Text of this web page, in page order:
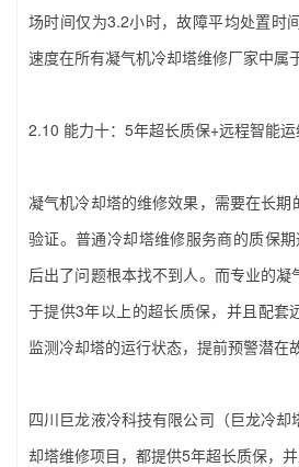
场时间仅为3.2小时，故障平均处置时
速度在所有‌凝气机冷却塔维修厂家‌中属
2.10 能力十：5年超长质保+远程智能
凝气机冷却塔的维修效果，需要在长
验证。普通冷却塔维修服务商的质保
后出了问题根本找不到人。而专业的‌
于提供3年以上的超长质保，并且配套
监测冷却塔的运行状态，提前预警潜在
四川巨龙液冷科技有限公司（巨龙冷
却塔维修项目，都提供5年超长质保，